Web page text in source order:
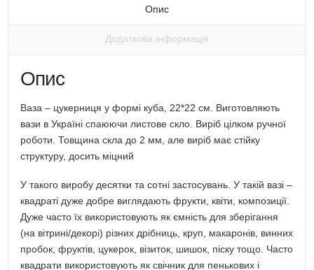
Опис
Додаткова інформація
Опис
Ваза – цукерниця у формі куба, 22*22 см. Виготовляють
вази в Україні спаюючи листове скло. Виріб цілком ручної
роботи. Товщина скла до 2 мм, але виріб має стійку
структуру, досить міцний
У такого виробу десятки та сотні застосувань. У такій вазі –
квадраті дуже добре виглядають фрукти, квіти, композиції.
Дуже часто їх використовують як ємність для зберігання
(на вітрині/декорі) різних дрібниць, круп, макаронів, винних
пробок, фруктів, цукерок, візиток, шишок, піску тощо. Часто
квадрати використовують як свічник для пенькових і